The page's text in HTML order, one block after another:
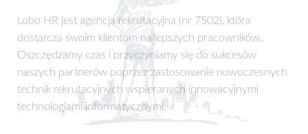
Lobo HR jest agencją rekrutacyjna (nr 7502), która
dostarcza swoim klientom najlepszych pracowników.
Oszczędzamy czas i przyczyniamy się do sukcesów
naszych partnerów poprzez zastosowanie nowoczesnych
technik rekrutacyjnych wspieranych innowacyjnymi
technologiami informatycznymi.